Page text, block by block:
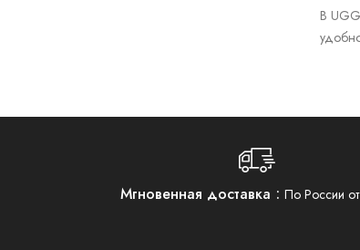
В
Мгновенная доставка По России